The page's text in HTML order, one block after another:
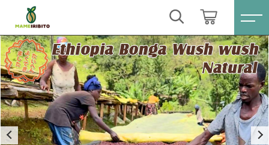
カートに商品を追加しました
エチオピア ボンガ ウィシュウィシュ ナチュ
ラル
挽き方
煎り方
数量
ログイン / 会員登録
お気に入り すべて
Sale(セール)
キーワード検索
こだわり検索
親カテゴリ